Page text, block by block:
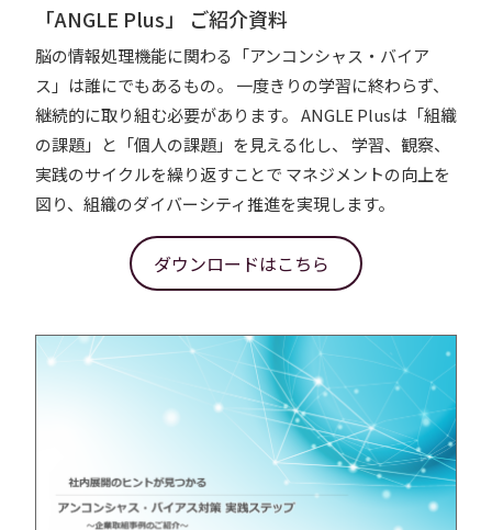
「ANGLE Plus」 ご紹介資料
脳の情報処理機能に関わる「アンコンシャス・バイア
ス」は誰にでもあるもの。 一度きりの学習に終わらず、
継続的に取り組む必要があります。 ANGLE Plusは「組織
の課題」と「個人の課題」を見える化し、 学習、観察、
実践のサイクルを繰り返すことで マネジメントの向上を
図り、組織のダイバーシティ推進を実現します。
ダウンロードはこちら